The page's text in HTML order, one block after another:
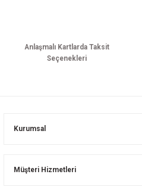
Anlaşmalı Kartlarda Taksit
Seçenekleri
Kurumsal
Müşteri Hizmetleri